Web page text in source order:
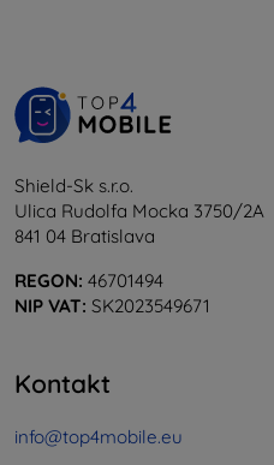
Shield-Sk s.r.o.
Ulica Rudolfa Mocka 3750/2A
841 04 Bratislava
REGON: 46701494
NIP VAT: SK2023549671
Kontakt
info@top4mobile.eu